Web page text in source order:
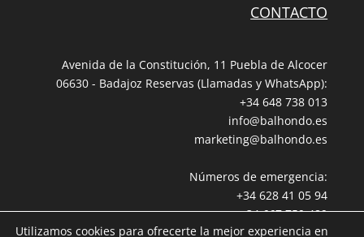
CONTACTO
Avenida de la Constitución, 11 Puebla de Alcocer
06630 - Badajoz Reservas (Llamadas y WhatsApp):
+34 648 738 013
info@balhondo.es
marketing@balhondo.es
Números de emergencia:
+34 628 41 05 94
+34 667 759 489
Utilizamos cookies para ofrecerte la mejor experiencia en